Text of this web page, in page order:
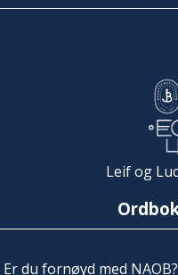
Leif og
Er du fornøyd med